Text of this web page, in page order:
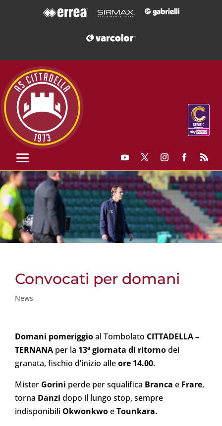
Convocati per domani
News
Domani pomeriggioal Tombolato CITTADELLA–
TERNANA per la 13ª giornata di ritornodei
granata, fischio d’inizio alleore 14.00.
Mister Gorini perde per squalifica Branca e Frare,
torna Danzi dopo il lungo stop, sempre
indisponibili OkwonkwoeTounkara.